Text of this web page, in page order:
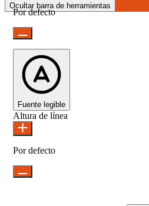
Ocultar barra de herramientas
Por defecto
Fuente legible
Altura de línea
Por defecto